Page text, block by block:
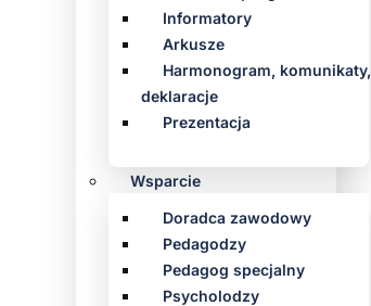
Informatory
Arkusze
Harmonogram, komunikaty,
deklaracje
Prezentacja
Wsparcie
Doradca zawodowy
Pedagodzy
Pedagog specjalny
Psycholodzy